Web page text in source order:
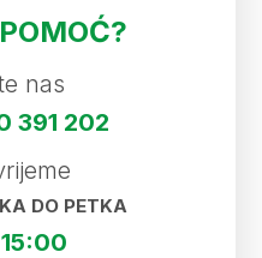
nas
391 202
DO PETKA